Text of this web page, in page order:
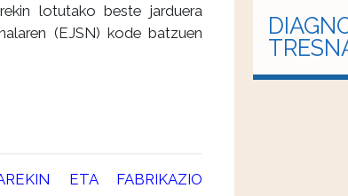
lotutako beste jarduera
(EJSN) kode batzuen
ETA FABRIKAZIO